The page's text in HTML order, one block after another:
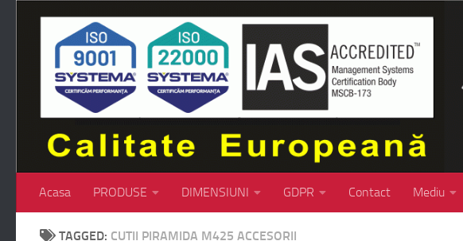
Skip to content
Acasa PRODUSE DIMENSIUNI GDPR Contact Mediu
TAGGED: CUTII PIRAMIDA M425 ACCESORII